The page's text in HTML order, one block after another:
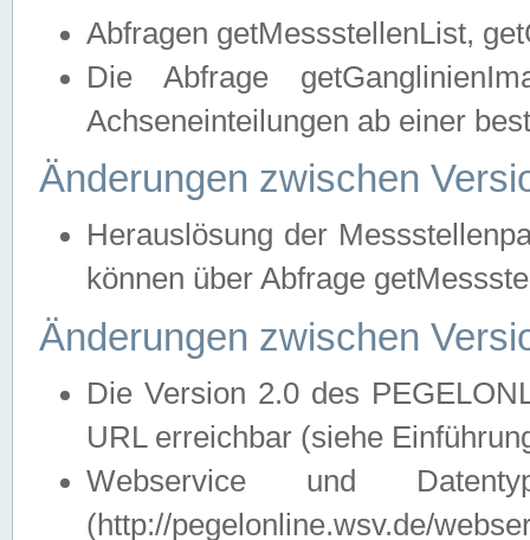
Abfragen getMessstellenList,
Die Abfrage
Achseneinteilungen ab einer
Änderungen zwischen
Herauslösung der
können über Abfrage
Änderungen zwischen
Die Version 2.0 des
URL erreichbar (siehe
Webservice und
(http://pegelonline.wsv.de/